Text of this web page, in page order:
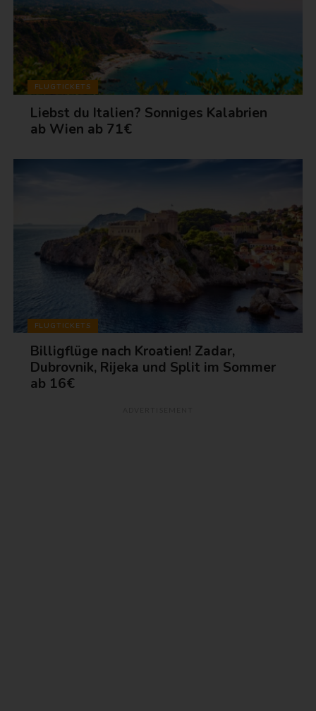
FLUGTICKETS
Liebst du Italien? Sonniges Kalabrien
ab Wien ab 71€
FLUGTICKETS
Billigflüge nach Kroatien! Zadar,
Dubrovnik, Rijeka und Split im Sommer
ab 16€